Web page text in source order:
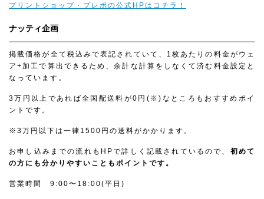
プリントショップ・プレボの公式HPはコチラ！
ナッティ企画
掲載価格が全て税込みで表記されていて、1枚あたりの料金がウェ
ア+加工で算出できるため、余計な計算をしなくて済む料金設定と
なっています。
3万円以上であれば全国配送料が0円(※)なところもおすすめポイ
ントです。
※3万円以下は一律1500円の送料がかかります。
お申し込みまでの流れもHPで詳しく記載されているので、 初めて
の方にも分かりやすいこともポイントです。
営業時間 9:00〜18:00(平日)